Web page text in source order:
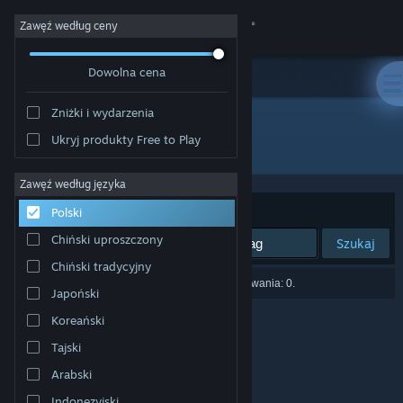
Zaloguj się
Społeczność
Informacje
Wsparcie
Zmień język
Pobierz aplikację mobilną Steam
Wersja przeglądarkowa
Zawęź według ceny
Dowolna cena
Zniżki i wydarzenia
Ukryj produkty Free to Play
Zawęź według języka
Polski
Chiński uproszczony
Chiński tradycyjny
Japoński
Koreański
Tajski
Arabski
Wydawca: Omnitron Studios
Sortuj według:
Szukaj
Liczba wyników pasujących do twojego wyszukiwania: 0.